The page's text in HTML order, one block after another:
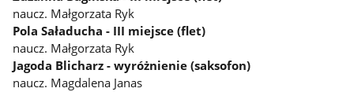
naucz. Małgorzata Ryk
Pola Saładucha - III miejsce (flet)
naucz. Małgorzata Ryk
Jagoda Blicharz - wyróżnienie (saksofon)
naucz. Magdalena Janas